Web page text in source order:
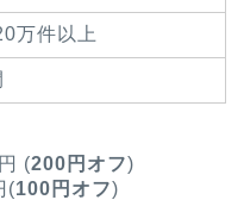
万件以上
(200円オフ)
(100円オフ)